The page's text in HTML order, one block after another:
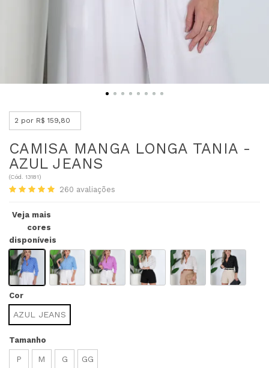
2 por R$ 159,80
CAMISA MANGA LONGA TANIA -
AZUL JEANS
(Cód. 13181)
260 avaliações
Veja mais
cores
disponíveis
Cor
AZUL JEANS
Tamanho
P M G GG